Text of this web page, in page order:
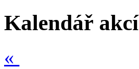
Kalendář akcí
«